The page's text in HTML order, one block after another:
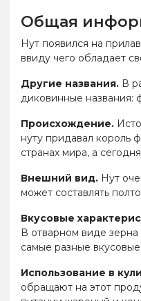
Общая
Нут появился на
ввиду чего обладает
Другие названия. В
диковинные названия:
Происхождение.
нуту придавал король
странах мира, а
Внешний вид. Нут
может составлять
Вкусовые
В отварном виде
самые разные
Использование в
обращают на этот